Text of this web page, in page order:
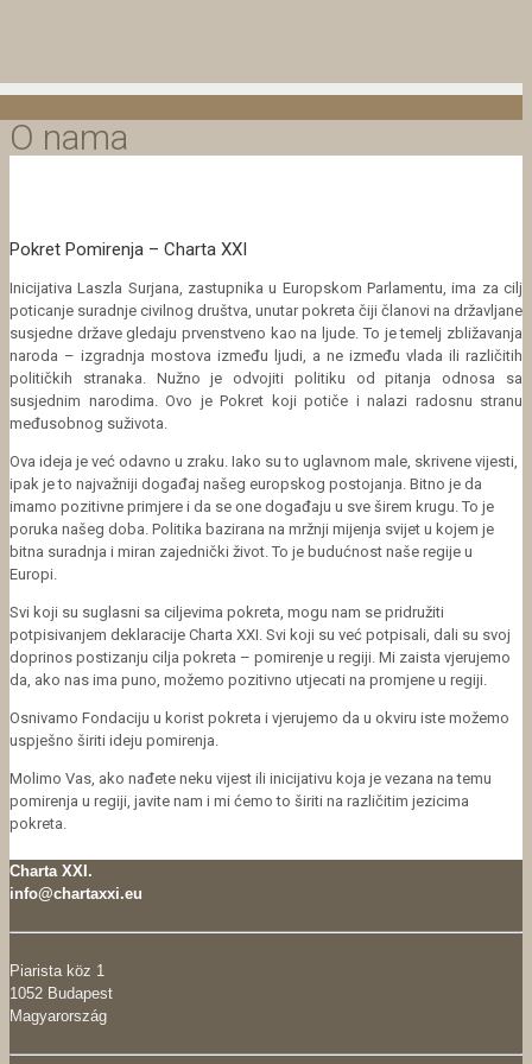
O nama
Pokret Pomirenja – Charta XXI
Inicijativa Laszla Surjana, zastupnika u Europskom Parlamentu, ima za cilj
poticanje suradnje civilnog društva, unutar pokreta čiji članovi na državljane
susjedne države gledaju prvenstveno kao na ljude. To je temelj zbližavanja
naroda – izgradnja mostova između ljudi, a ne između vlada ili različitih
političkih stranaka. Nužno je odvojiti politiku od pitanja odnosa sa
susjednim narodima. Ovo je Pokret koji potiče i nalazi radosnu stranu
međusobnog suživota.
Ova ideja je već odavno u zraku. Iako su to uglavnom male, skrivene vijesti,
ipak je to najvažniji događaj našeg europskog postojanja. Bitno je da
imamo pozitivne primjere i da se one događaju u sve širem krugu. To je
poruka našeg doba. Politika bazirana na mržnji mijenja svijet u kojem je
bitna suradnja i miran zajednički život. To je budućnost naše regije u
Europi.
Svi koji su suglasni sa ciljevima pokreta, mogu nam se pridružiti
potpisivanjem deklaracije Charta XXI. Svi koji su već potpisali, dali su svoj
doprinos postizanju cilja pokreta – pomirenje u regiji. Mi zaista vjerujemo
da, ako nas ima puno, možemo pozitivno utjecati na promjene u regiji.
Osnivamo Fondaciju u korist pokreta i vjerujemo da u okviru iste možemo
uspješno širiti ideju pomirenja.
Molimo Vas, ako nađete neku vijest ili inicijativu koja je vezana na temu
pomirenja u regiji, javite nam i mi ćemo to širiti na različitim jezicima
pokreta.
Charta XXI.
info@chartaxxi.eu
Piarista köz 1
1052 Budapest
Magyarország